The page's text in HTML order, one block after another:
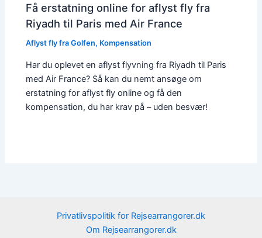
Få erstatning online for aflyst fly fra
Riyadh til Paris med Air France
Aflyst fly fra Golfen, Kompensation
Har du oplevet en aflyst flyvning fra Riyadh til Paris
med Air France? Så kan du nemt ansøge om
erstatning for aflyst fly online og få den
kompensation, du har krav på – uden besvær!
Privatlivspolitik for Rejsearrangorer.dk
Om Rejsearrangorer.dk